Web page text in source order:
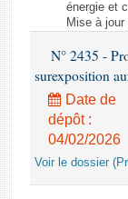
énergie et
Mise à
N° 2435 -
surexposition
Date de
dépôt :
04/02/2026
Voir le dossier